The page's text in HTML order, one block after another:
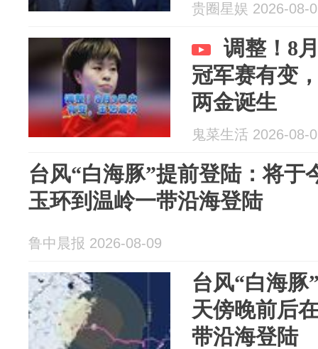
贵圈星娱 2026-08-
调整！8
冠军赛有变
两金诞生
鬼菜生活 2026-08-
台风“白海豚”提前登陆：将于
玉环到温岭一带沿海登陆
鲁中晨报 2026-08-09
台风“白海豚
天傍晚前后
带沿海登陆